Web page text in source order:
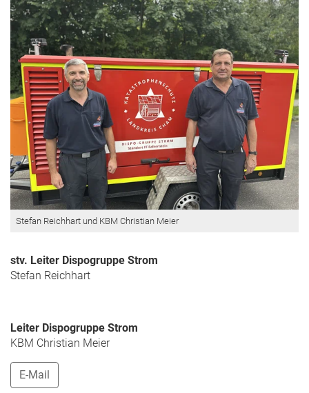
Stefan Reichhart und KBM Christian Meier
stv. Leiter Dispogruppe Strom
Stefan Reichhart
Leiter Dispogruppe Strom
KBM Christian Meier
E-Mail